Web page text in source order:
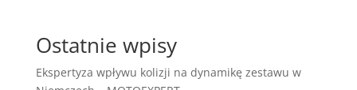
Ostatnie wpisy
Ekspertyza wpływu kolizji na dynamikę zestawu w